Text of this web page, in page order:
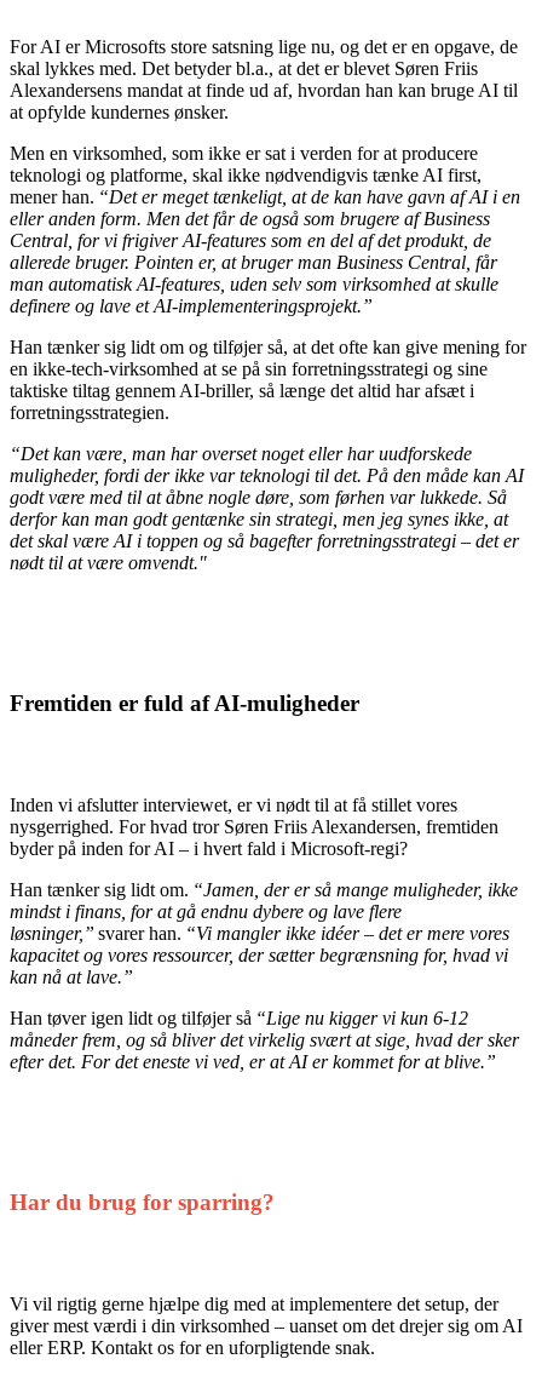
For AI er Microsofts store satsning lige nu, og det er en opgave, de
skal lykkes med. Det betyder bl.a., at det er blevet Søren Friis
Alexandersens mandat at finde ud af, hvordan han kan bruge AI til
at opfylde kundernes ønsker.
Men en virksomhed, som ikke er sat i verden for at producere
teknologi og platforme, skal ikke nødvendigvis tænke AI first,
mener han. “Det er meget tænkeligt, at de kan have gavn af AI i en
eller anden form. Men det får de også som brugere af Business
Central, for vi frigiver AI-features som en del af det produkt, de
allerede bruger. Pointen er, at bruger man Business Central, får
man automatisk AI-features, uden selv som virksomhed at skulle
definere og lave et AI-implementeringsprojekt.”
Han tænker sig lidt om og tilføjer så, at det ofte kan give mening for
en ikke-tech-virksomhed at se på sin forretningsstrategi og sine
taktiske tiltag gennem AI-briller, så længe det altid har afsæt i
forretningsstrategien.
“Det kan være, man har overset noget eller har uudforskede
muligheder, fordi der ikke var teknologi til det. På den måde kan AI
godt være med til at åbne nogle døre, som førhen var lukkede. Så
derfor kan man godt gentænke sin strategi, men jeg synes ikke, at
det skal være AI i toppen og så bagefter forretningsstrategi – det er
nødt til at være omvendt."
Fremtiden er fuld af AI-muligheder
Inden vi afslutter interviewet, er vi nødt til at få stillet vores
nysgerrighed. For hvad tror Søren Friis Alexandersen, fremtiden
byder på inden for AI – i hvert fald i Microsoft-regi?
Han tænker sig lidt om. “Jamen, der er så mange muligheder, ikke
mindst i finans, for at gå endnu dybere og lave flere
løsninger,” svarer han. “Vi mangler ikke idéer – det er mere vores
kapacitet og vores ressourcer, der sætter begrænsning for, hvad vi
kan nå at lave.”
Han tøver igen lidt og tilføjer så “Lige nu kigger vi kun 6-12
måneder frem, og så bliver det virkelig svært at sige, hvad der sker
efter det. For det eneste vi ved, er at AI er kommet for at blive.”
Har du brug for sparring?
Vi vil rigtig gerne hjælpe dig med at implementere det setup, der
giver mest værdi i din virksomhed – uanset om det drejer sig om AI
eller ERP. Kontakt os for en uforpligtende snak.